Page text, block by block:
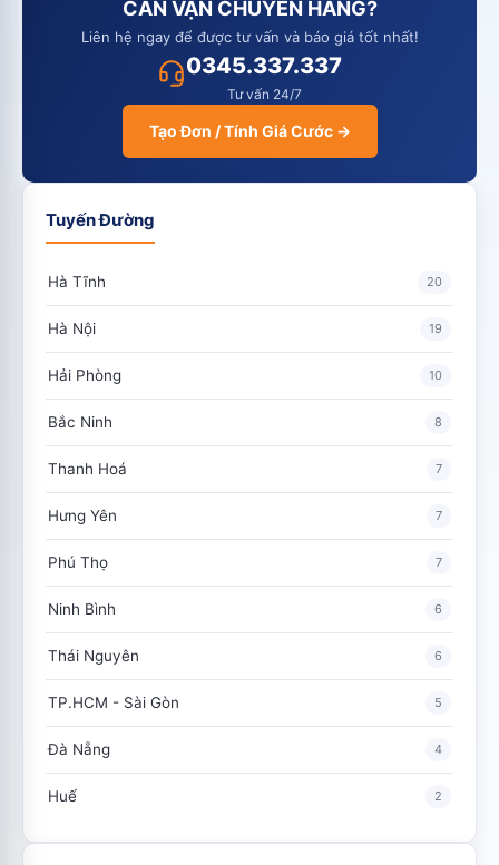
CẦN VẬN CHUYỂN HÀNG?
Liên hệ ngay để được tư vấn và báo giá tốt nhất!
0345.337.337
Tư vấn 24/7
Tạo Đơn / Tính Giá Cước →
Tuyến Đường
Hà Tĩnh 20
Hà Nội 19
Hải Phòng 10
Bắc Ninh 8
Thanh Hoá 7
Hưng Yên 7
Phú Thọ 7
Ninh Bình 6
Thái Nguyên 6
TP.HCM - Sài Gòn 5
Đà Nẵng 4
Huế 2